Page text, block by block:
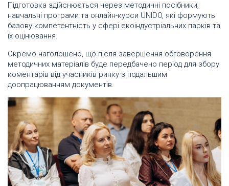
Підготовка здійснюється через методичні посібники,
навчальні програми та онлайн-курси UNIDO, які формують
базову компетентність у сфері екоіндустріальних парків та
їх оцінювання.
Окремо наголошено, що після завершення обговорення
методичних матеріалів буде передбачено період для збору
коментарів від учасників ринку з подальшим
доопрацюванням документів.